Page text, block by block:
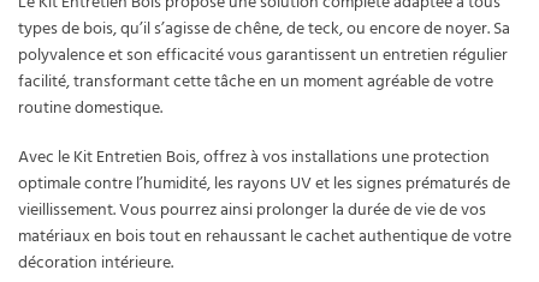
types de bois, qu’il s’agisse de chêne, de teck, ou encore de noyer. Sa
polyvalence et son efficacité vous garantissent un entretien régulier
facilité, transformant cette tâche en un moment agréable de votre
routine domestique.
Avec le Kit Entretien Bois, offrez à vos installations une protection
optimale contre l’humidité, les rayons UV et les signes prématurés de
vieillissement. Vous pourrez ainsi prolonger la durée de vie de vos
matériaux en bois tout en rehaussant le cachet authentique de votre
décoration intérieure.